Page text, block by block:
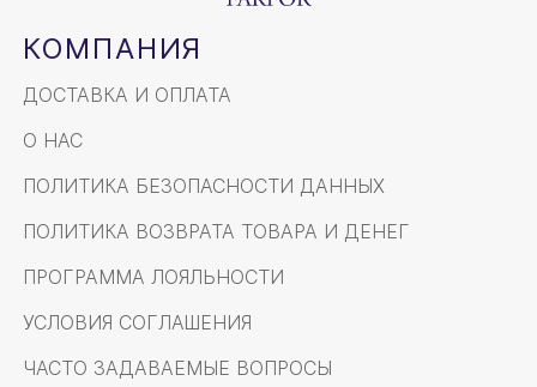
КОМПАНИЯ
ДОСТАВКА И ОПЛАТА
О НАС
ПОЛИТИКА БЕЗОПАСНОСТИ ДАННЫХ
ПОЛИТИКА ВОЗВРАТА ТОВАРА И ДЕНЕГ
ПРОГРАММА ЛОЯЛЬНОСТИ
УСЛОВИЯ СОГЛАШЕНИЯ
ЧАСТО ЗАДАВАЕМЫЕ ВОПРОСЫ